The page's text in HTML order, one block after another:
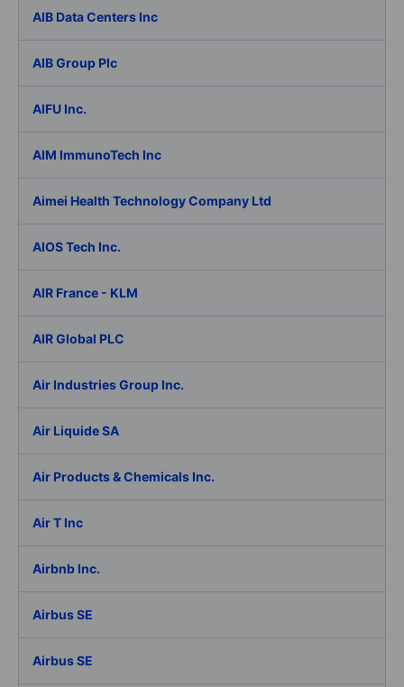
AIB Data Centers Inc
AIB Group Plc
AIFU Inc.
AIM ImmunoTech Inc
Aimei Health Technology Company Ltd
AIOS Tech Inc.
AIR France - KLM
AIR Global PLC
Air Industries Group Inc.
Air Liquide SA
Air Products & Chemicals Inc.
Air T Inc
Airbnb Inc.
Airbus SE
Airbus SE